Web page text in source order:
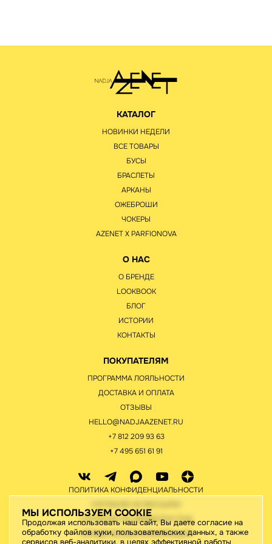
МЫ ИСПОЛЬЗУЕМ COOKIE
Продолжая использовать наш сайт, Вы даете согласие на
обработку файлов куки, пользовательских данных, а также
сервисов веб-аналитики, в целях эффективной работы
КАТАЛОГ
НОВИНКИ НЕДЕЛИ
ВСЕ ТОВАРЫ
БУСЫ
БРАСЛЕТЫ
АРКАНЫ
ОЖЕБРОШИ
ЧОКЕРЫ
AZENET Х PARFIONOVA
О НАС
О БРЕНДЕ
LOOKBOOK
БЛОГ
ИСТОРИИ
КОНТАКТЫ
ПОКУПАТЕЛЯМ
ПРОГРАММА ЛОЯЛЬНОСТИ
ДОСТАВКА И ОПЛАТА
ОТЗЫВЫ
HELLO@NADJAAZENET.RU
+7 812 209 93 63
+7 495 651 61 91
ПОЛИТИКА КОНФИДЕНЦИАЛЬНОСТИ
СОГЛАСИЕ НА ОБРАБОТКУ ПНД
ЮРИДИЧЕСКАЯ ИНФОРМАЦИЯ